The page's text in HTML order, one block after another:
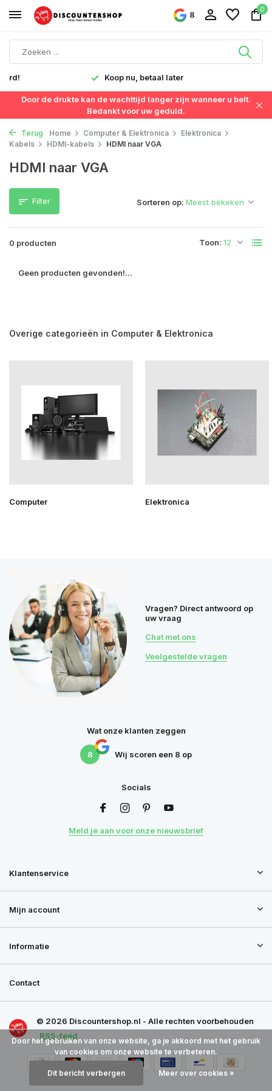
8
0
Koop nu, betaal later
Door de drukte kan de wachttijd langer zijn wanneer u belt.
Bedankt voor uw geduld.
Terug Home Computer & Elektronica
Elektronica
Kabels
HDMI-kabels HDMI naar VGA
HDMI naar VGA
Filter
0 producten Toon:
Sorteren op:
Geen producten gevonden!...
Overige categorieën in Computer & Elektronica
Computer Elektronica
Vragen? Direct antwoord op
uw vraag
Chat met ons
Veelgestelde vragen
Wat onze klanten zeggen
8 Wij scoren een 8 op
Socials
Meld je aan voor onze nieuwsbrief
Klantenservice
Mijn account
Informatie
Contact
© 2026 Discountershop.nl - Alle rechten voorbehouden
RSS-feed
Door het gebruiken van onze website, ga je akkoord met het gebruik
van cookies om onze website te verbeteren.
Dit bericht verbergen Meer over cookies »